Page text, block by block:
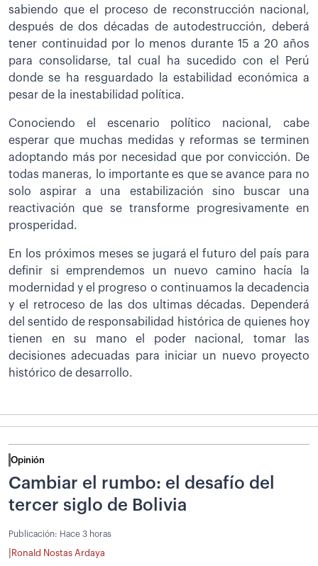
sabiendo que el proceso de reconstrucción nacional,
después de dos décadas de autodestrucción, deberá
tener continuidad por lo menos durante 15 a 20 años
para consolidarse, tal cual ha sucedido con el Perú
donde se ha resguardado la estabilidad económica a
pesar de la inestabilidad política.
Conociendo el escenario político nacional, cabe
esperar que muchas medidas y reformas se terminen
adoptando más por necesidad que por convicción. De
todas maneras, lo importante es que se avance para no
solo aspirar a una estabilización sino buscar una
reactivación que se transforme progresivamente en
prosperidad.
En los próximos meses se jugará el futuro del país para
definir si emprendemos un nuevo camino hacía la
modernidad y el progreso o continuamos la decadencia
y el retroceso de las dos ultimas décadas. Dependerá
del sentido de responsabilidad histórica de quienes hoy
tienen en su mano el poder nacional, tomar las
decisiones adecuadas para iniciar un nuevo proyecto
histórico de desarrollo.
Opinión
Cambiar el rumbo: el desafío del
tercer siglo de Bolivia
Publicación: Hace 3 horas
Ronald Nostas Ardaya